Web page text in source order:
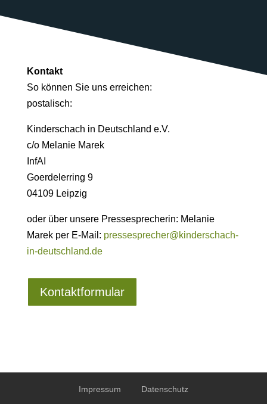
Kontakt
So können Sie uns erreichen:
postalisch:
Kinderschach in Deutschland e.V.
c/o Melanie Marek
InfAI
Goerdelerring 9
04109 Leipzig
oder über unsere Pressesprecherin: Melanie
Marek per E-Mail: pressesprecher@kinderschach-
in-deutschland.de
Kontaktformular
Impressum Datenschutz